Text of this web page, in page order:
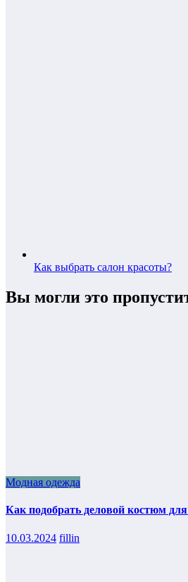
Как выбрать салон красоты?
Вы могли это
Модная одежда
Как подобрать деловой костюм
10.03.2024 fillin